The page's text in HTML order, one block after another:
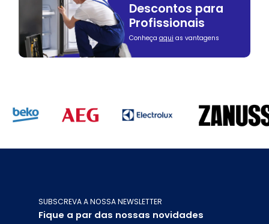
Descontos para
Profissionais
Conheça aqui as vantagens
SUBSCREVA A NOSSA NEWSLETTER
Fique a par das nossas novidades